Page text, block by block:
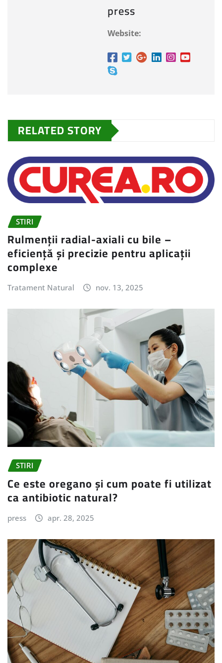
press
Website:
RELATED STORY
STIRI
Rulmenții radial-axiali cu bile –
eficiență și precizie pentru aplicații
complexe
Tratament Natural nov. 13, 2025
STIRI
Ce este oregano și cum poate fi utilizat
ca antibiotic natural?
press apr. 28, 2025